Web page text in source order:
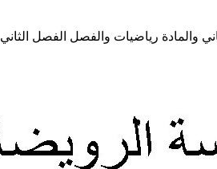
والمادة رياضيات والفصل الفصل الثاني